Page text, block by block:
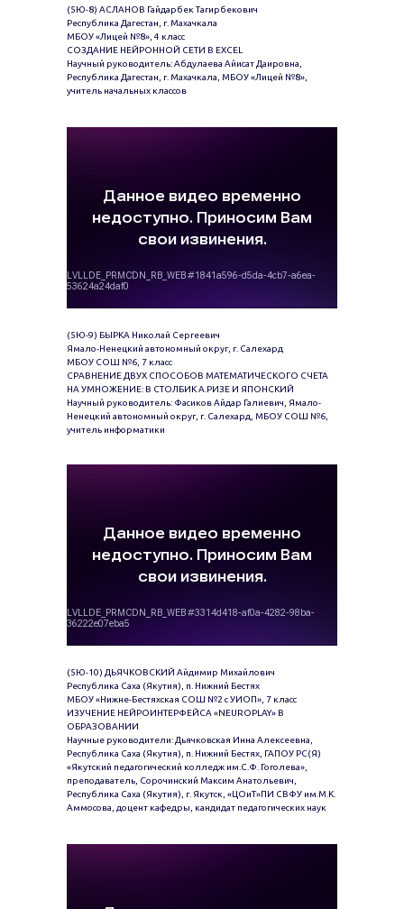
(5Ю-8) АСЛАНОВ Гайдарбек Тагирбекович
Республика Дагестан, г. Махачкала
МБОУ «Лицей №8», 4 класс
СОЗДАНИЕ НЕЙРОННОЙ СЕТИ В EXCEL
Научный руководитель: Абдулаева Айисат Даировна,
Республика Дагестан, г. Махачкала, МБОУ «Лицей №8»,
учитель начальных классов
(5Ю-9) БЫРКА Николай Сергеевич
Ямало-Ненецкий автономный округ, г. Салехард
МБОУ СОШ №6, 7 класс
СРАВНЕНИЕ ДВУХ СПОСОБОВ МАТЕМАТИЧЕСКОГО СЧЕТА
НА УМНОЖЕНИЕ: В СТОЛБИК А.РИЗЕ И ЯПОНСКИЙ
Научный руководитель: Фасиков Айдар Галиевич, Ямало-
Ненецкий автономный округ, г. Салехард, МБОУ СОШ №6,
учитель информатики
(5Ю-10) ДЬЯЧКОВСКИЙ Айдимир Михайлович
Республика Саха (Якутия), п. Нижний Бестях
МБОУ «Нижне-Бестяхская СОШ №2 с УИОП», 7 класс
ИЗУЧЕНИЕ НЕЙРОИНТЕРФЕЙСА «NEUROPLAY» В
ОБРАЗОВАНИИ
Научные руководители: Дьячковская Инна Алексеевна,
Республика Саха (Якутия), п. Нижний Бестях, ГАПОУ РС(Я)
«Якутский педагогический колледж им.С.Ф. Гоголева»,
преподаватель, Сорочинский Максим Анатольевич,
Республика Саха (Якутия), г. Якутск, «ЦОиТ»ПИ СВФУ им.М.К.
Аммосова, доцент кафедры, кандидат педагогических наук